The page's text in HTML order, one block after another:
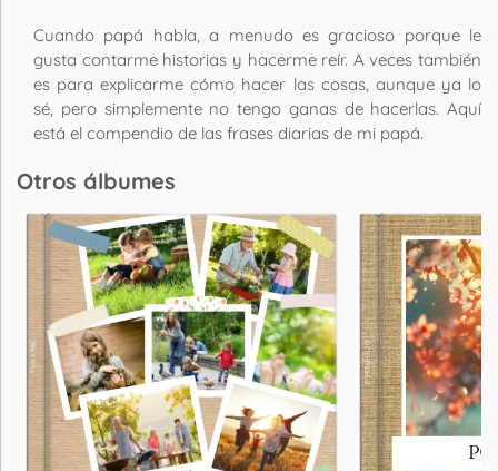
Cuando papá habla, a menudo es gracioso porque le
gusta contarme historias y hacerme reír. A veces también
es para explicarme cómo hacer las cosas, aunque ya lo
sé, pero simplemente no tengo ganas de hacerlas. Aquí
está el compendio de las frases diarias de mi papá.
Otros álbumes